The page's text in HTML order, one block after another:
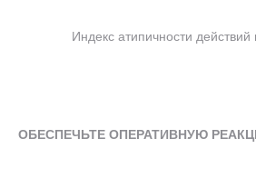
Индекс атипичности действий
ОБЕСПЕЧЬТЕ ОПЕРАТИВНУЮ